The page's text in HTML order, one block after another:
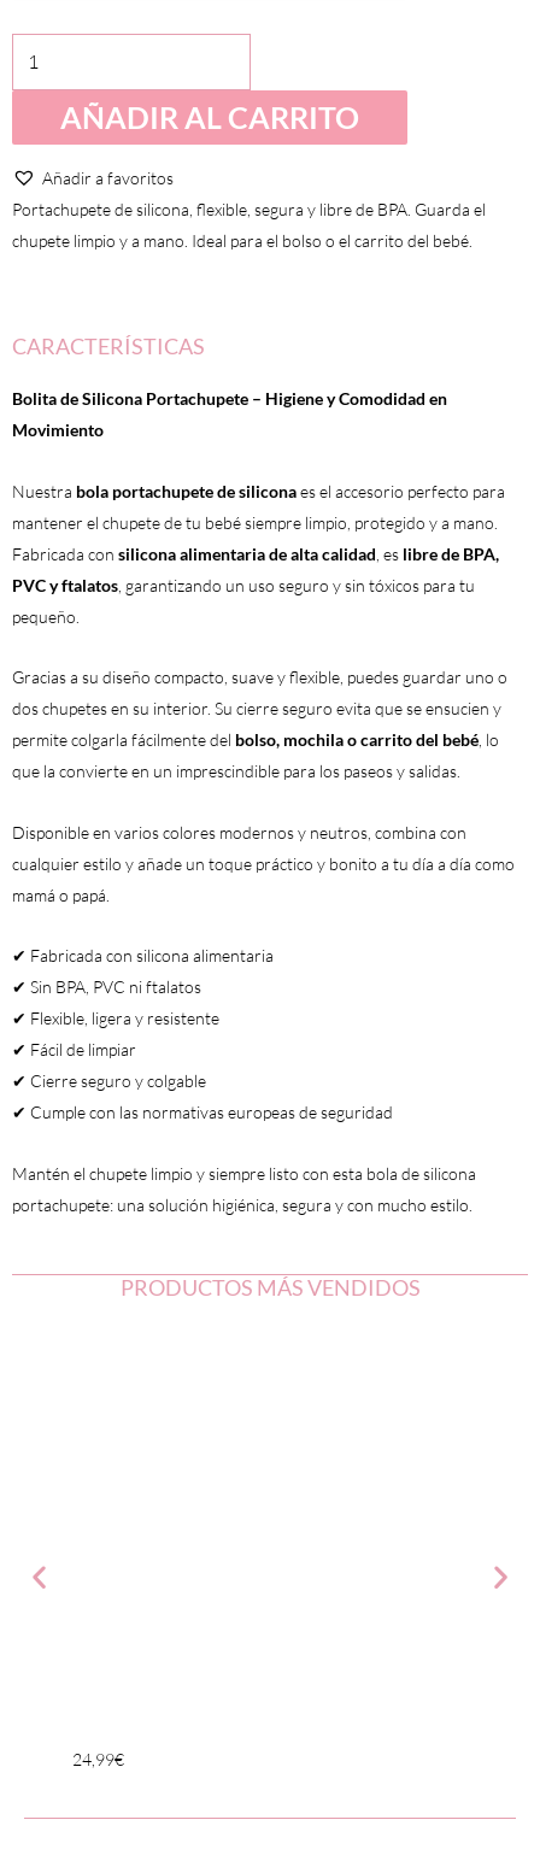
cantidad
AÑADIR AL CARRITO
Añadir a favoritos
Portachupete de silicona, flexible, segura y libre de BPA. Guarda el
chupete limpio y a mano. Ideal para el bolso o el carrito del bebé.
CARACTERÍSTICAS
Bolita de Silicona Portachupete – Higiene y Comodidad en
Movimiento
Nuestra bola portachupete de siliconaes el accesorio perfecto para
mantener el chupete de tu bebé siempre limpio, protegido y a mano.
Fabricada con silicona alimentaria de alta calidad , es libre de BPA,
PVC y ftalatos , garantizando un uso seguro y sin tóxicos para tu
pequeño.
Gracias a su diseño compacto, suave y flexible, puedes guardar uno o
dos chupetes en su interior. Su cierre seguro evita que se ensucien y
permite colgarla fácilmente del bolso, mochila o carrito del bebé , lo
que la convierte en un imprescindible para los paseos y salidas.
Disponible en varios colores modernos y neutros, combina con
cualquier estilo y añade un toque práctico y bonito a tu día a día como
mamá o papá.
✔ Fabricada con silicona alimentaria
✔ Sin BPA, PVC ni ftalatos
✔ Flexible, ligera y resistente
✔ Fácil de limpiar
✔ Cierre seguro y colgable
✔ Cumple con las normativas europeas de seguridad
Mantén el chupete limpio y siempre listo con esta bola de silicona
portachupete: una solución higiénica, segura y con mucho estilo.
PRODUCTOS MÁS VENDIDOS
24,99€